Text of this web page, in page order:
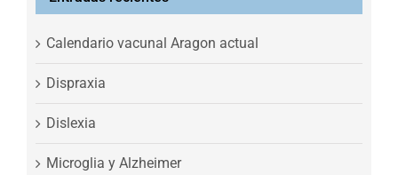
Calendario vacunal Aragon actual
Dispraxia
Dislexia
Microglia y Alzheimer